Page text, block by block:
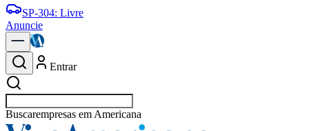
SP-304: Livre
Anuncie
Entrar
Buscaresportes